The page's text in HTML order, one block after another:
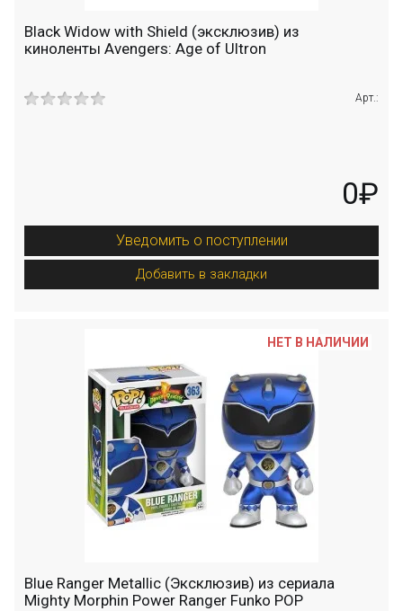
Black Widow with Shield (эксклюзив) из
киноленты Avengers: Age of Ultron
Арт.:
0₽
Уведомить о поступлении
Добавить в закладки
Blue Ranger Metallic (Эксклюзив) из сериала
Mighty Morphin Power Ranger Funko POP
НЕТ В НАЛИЧИИ